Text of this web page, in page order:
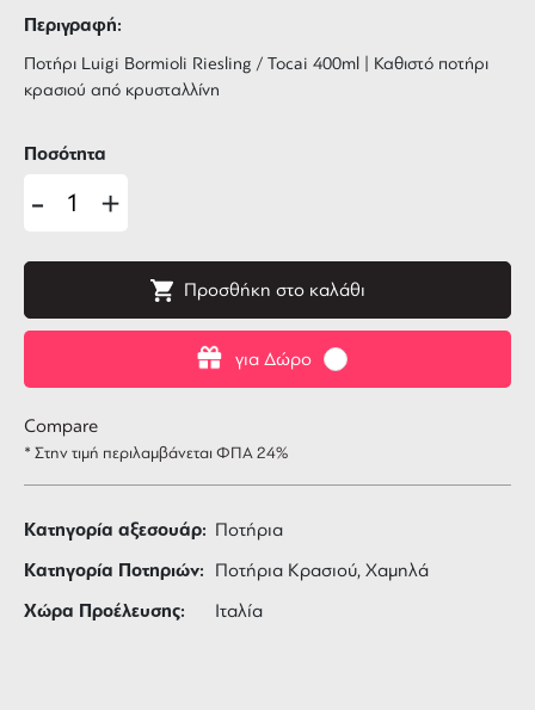
Περιγραφή:
Ποτήρι Luigi Bormioli Riesling / Tocai 400ml | Καθιστό ποτήρι
κρασιού από κρυσταλλίνη
για Δώρο
Ποσότητα
- +
Προσθήκη στο καλάθι
Compare
* Στην τιμή περιλαμβάνεται ΦΠΑ 24%
Κατηγορία αξεσουάρ: Ποτήρια
Κατηγορία Ποτηριών: Ποτήρια Κρασιού, Χαμηλά
Χώρα Προέλευσης: Ιταλία